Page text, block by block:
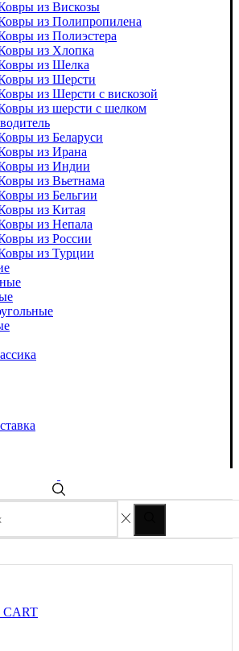
из Вискозы
из Полипропилена
из Полиэстера
из Хлопка
из Шелка
из Шерсти
из Шерсти с вискозой
из шерсти с шелком
из Беларуси
из Ирана
из Индии
из Вьетнама
из Бельгии
из Китая
из Непала
из России
из Турции
CART